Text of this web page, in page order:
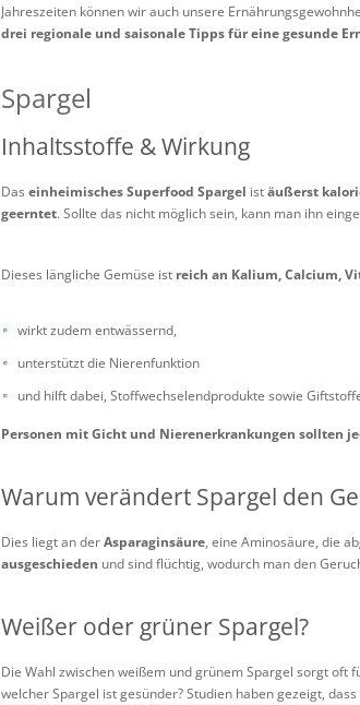
Jahreszeiten können wir auch unsere
drei regionale und saisonale Tipps für eine gesunde
Spargel
Inhaltsstoffe & Wirkung
Das einheimisches Superfood Spargel istäußerst
geerntet. Sollte das nicht möglich sein, kann man ihn
Dieses längliche Gemüse ist reich an Kalium, Calcium,
wirkt zudem entwässernd,
unterstützt die Nierenfunktion
und hilft dabei, Stoffwechselendprodukte sowie
Personen mit Gicht und Nierenerkrankungen sollten
Warum verändert Spargel den
Dies liegt an derAsparaginsäure, eine Aminosäure, die
ausgeschieden und sind flüchtig, wodurch man den
Weißer oder grüner Spargel?
Die Wahl zwischen weißem und grünem Spargel sorgt oft
welcher Spargel ist gesünder? Studien haben gezeigt,